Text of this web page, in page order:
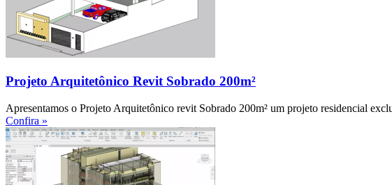
Projeto Arquitetônico Revit Sobrado 200m²
Apresentamos o Projeto Arquitetônico revit Sobrado 200m² um projeto residencial
Confira »